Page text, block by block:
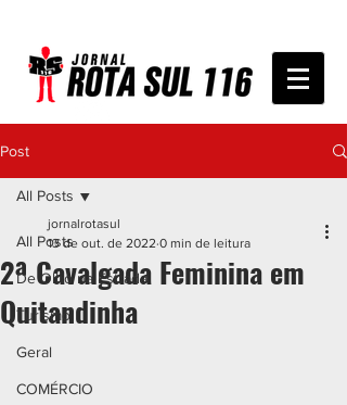
Post
All Posts
De Olho na Estrada
Turismo
Geral
COMÉRCIO
All Posts
2ª Cavalgada Feminina em
Quitandinha
jornalrotasul
13 de out. de 2022 0 min de leitura